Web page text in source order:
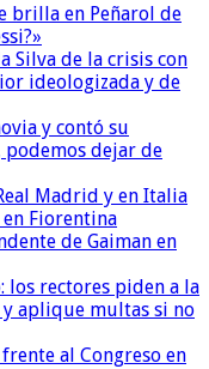
brilla en Peñarol de
Silva de la crisis con
ideologizada y de
y contó su
dejar de
Madrid y en Italia
Fiorentina
de Gaiman en
los rectores piden a la
aplique multas si no
al Congreso en